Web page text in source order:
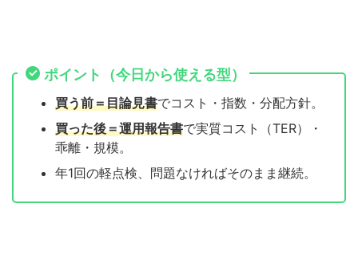
ポイント（今日から使える型）
買う前＝目論見書でコスト・指数・分配方針。
買った後＝運用報告書で実質コスト（TER）・
乖離・規模。
年1回の軽点検、問題なければそのまま継続。